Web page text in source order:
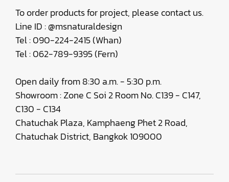
To order products for project, please contact us.
Line ID : @msnaturaldesign
Tel : 090-224-2415 (Whan)
Tel : 062-789-9395 (Fern)
Open daily from 8:30 a.m. - 5:30 p.m.
Showroom : Zone C Soi 2 Room No. C139 - C147,
C130 - C134
Chatuchak Plaza, Kamphaeng Phet 2 Road,
Chatuchak District, Bangkok 109000